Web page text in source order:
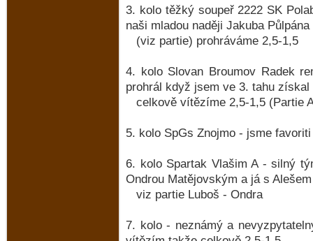
3. kolo těžký soupeř 2222 SK
naši mladou naději Jakuba
(viz partie) prohráváme 2,5-1,5
4. kolo Slovan Broumov Radek
prohrál když jsem ve 3. tahu
celkově vítězíme 2,5-1,5 (Partie
5. kolo SpGs Znojmo - jsme
6. kolo Spartak Vlašim A - silný
Ondrou Matějovským a já s
viz partie Luboš - Ondra
7. kolo - neznámý a